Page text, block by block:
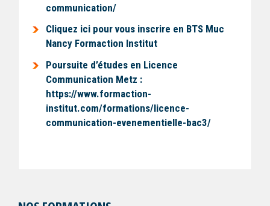
communication/
Cliquez ici pour vous inscrire en BTS Muc
Nancy Formaction Institut
Poursuite d’études en Licence
Communication Metz :
https://www.formaction-
institut.com/formations/licence-
communication-evenementielle-bac3/